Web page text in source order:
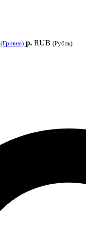
(Гривна) р. RUB (Рубль)